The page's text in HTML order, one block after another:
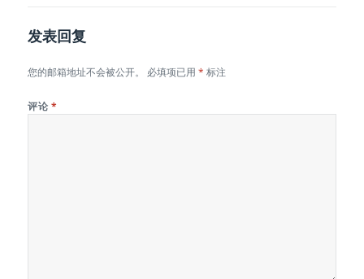
发表回复
您的邮箱地址不会被公开。 必填项已用* 标注
评论 *